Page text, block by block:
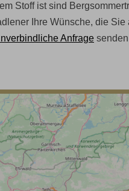
Stoff ist sind
Ihre Wünsche, die Sie
Anfrage